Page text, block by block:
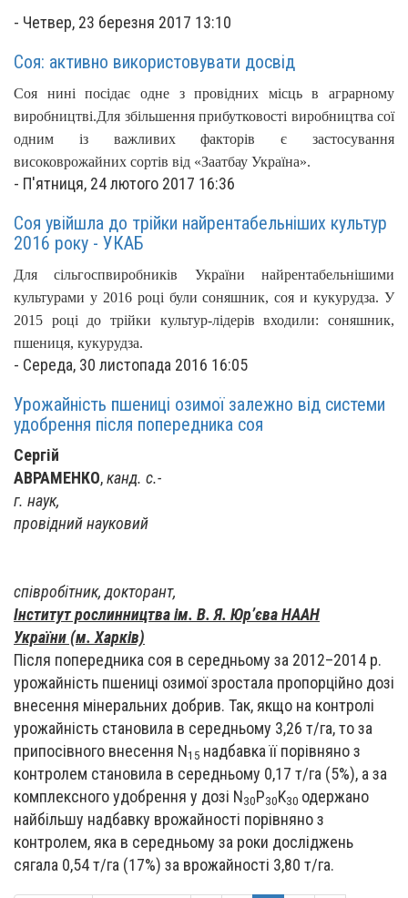
- Четвер, 23 березня 2017 13:10
Соя: активно використовувати досвід
Соя нині посідає одне з провідних місць в аграрному
виробництві.Для збільшення прибутковості виробництва сої
одним із важливих факторів є застосування
високоврожайних сортів від «Заатбау Україна».
- П'ятниця, 24 лютого 2017 16:36
Соя увійшла до трійки найрентабельніших культур
2016 року - УКАБ
Для сільгоспвиробників України найрентабельнішими
культурами у 2016 році були соняшник, соя и кукурудза. У
2015 році до трійки культур-лідерів входили: соняшник,
пшениця, кукурудза.
- Середа, 30 листопада 2016 16:05
Урожайність пшениці озимої залежно від системи
удобрення після попередника соя
Сергій
АВРАМЕНКО,канд. с.-
г. наук,
провідний науковий
співробітник, докторант,
Інститут рослинництва ім. В. Я. Юр’єва НААН
України (м. Харків)
Після попередника соя в середньому за 2012–2014 р.
урожайність пшениці озимої зростала пропорційно дозі
внесення мінеральних добрив. Так, якщо на контролі
урожайність становила в середньому 3,26 т/га, то за
припосівного внесення N15 надбавка її порівняно з
контролем становила в середньому 0,17 т/га (5%), а за
комплексного удобрення у дозі N30P30K30 одержано
найбільшу надбавку врожайності порівняно з
контролем, яка в середньому за роки досліджень
сягала 0,54 т/га (17%) за врожайності 3,80 т/га.